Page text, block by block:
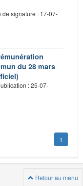
de signature : 17-07-
du 28 mars
: 25-07-
1
Retour au menu